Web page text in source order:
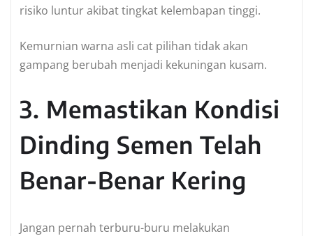
risiko luntur akibat tingkat kelembapan tinggi.
Kemurnian warna asli cat pilihan tidak akan
gampang berubah menjadi kekuningan kusam.
3. Memastikan Kondisi
Dinding Semen Telah
Benar-Benar Kering
Jangan pernah terburu-buru melakukan